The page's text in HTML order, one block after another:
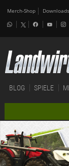
Merch-Shop Downloads
BLOG SPIELE